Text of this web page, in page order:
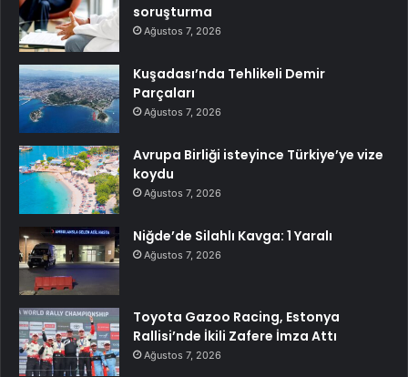
soruşturma
Ağustos 7, 2026
Kuşadası’nda Tehlikeli Demir
Parçaları
Ağustos 7, 2026
Avrupa Birliği isteyince Türkiye’ye vize
koydu
Ağustos 7, 2026
Niğde’de Silahlı Kavga: 1 Yaralı
Ağustos 7, 2026
Toyota Gazoo Racing, Estonya
Rallisi’nde İkili Zafere İmza Attı
Ağustos 7, 2026